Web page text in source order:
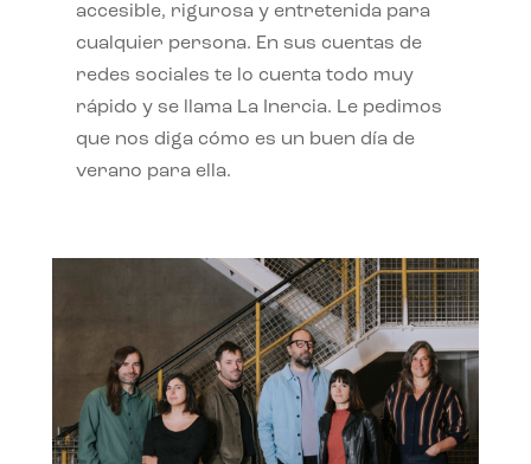
accesible, rigurosa y entretenida para
cualquier persona. En sus cuentas de
redes sociales te lo cuenta todo muy
rápido y se llama La Inercia. Le pedimos
que nos diga cómo es un buen día de
verano para ella.